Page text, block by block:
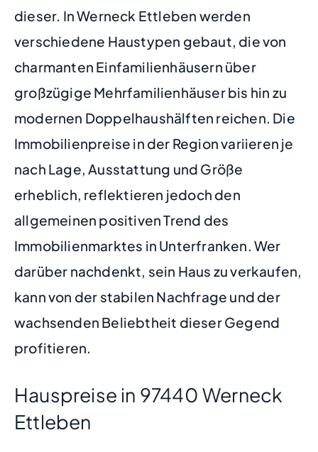
dieser. In Werneck Ettleben werden
verschiedene Haustypen gebaut, die von
charmanten Einfamilienhäusern über
großzügige Mehrfamilienhäuser bis hin zu
modernen Doppelhaushälften reichen. Die
Immobilienpreise in der Region variieren je
nach Lage, Ausstattung und Größe
erheblich, reflektieren jedoch den
allgemeinen positiven Trend des
Immobilienmarktes in Unterfranken. Wer
darüber nachdenkt, sein Haus zu verkaufen,
kann von der stabilen Nachfrage und der
wachsenden Beliebtheit dieser Gegend
profitieren.
Hauspreise in 97440 Werneck
Ettleben